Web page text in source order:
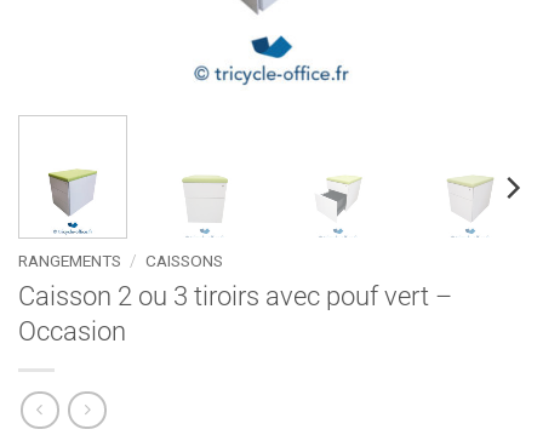
RANGEMENTS / CAISSONS
Caisson 2 ou 3 tiroirs avec pouf vert –
Occasion